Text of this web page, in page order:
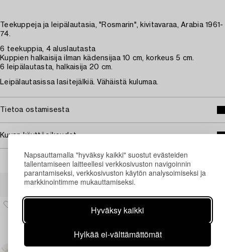
Napsauttamalla "hyväksy kaikki" suostut evästeiden
tallentamiseen laitteellesi verkkosivuston navigoinnin
parantamiseksi, verkkosivuston käytön analysoimiseksi ja
markkinointimme mukauttamiseksi.
Hyväksy kaikki
Hylkää ei-välttämättömät
Teekuppeja ja leipälautasia, "Rosmarin", kivitavaraa, Arabia 1961-
74.
6 teekuppia, 4 aluslautasta
Kuppien halkaisija ilman kädensijaa 10 cm, korkeus 5 cm.
6 leipälautasta, halkaisija 20 cm.
Leipälautasissa lasitejälkiä. Vähäistä kulumaa.
Tietoa ostamisesta
Kuvan käyttöoikeudet
Muiden katsomia kohteita